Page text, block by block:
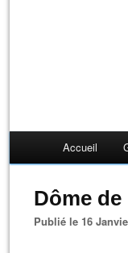
Accueil
Dôme
Publié le 16